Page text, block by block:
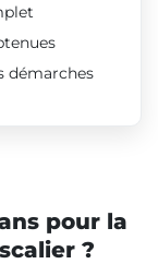
démarches
pour la
?